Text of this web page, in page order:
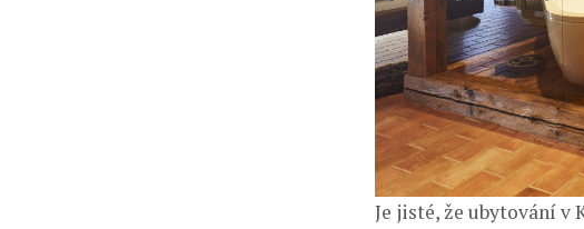
Je jisté, že ubytování v